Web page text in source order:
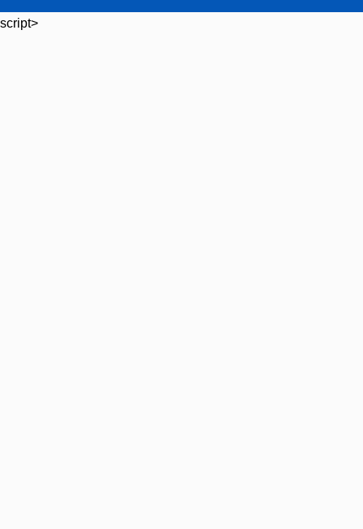
时，等候的病人已经排起了长队。
script>